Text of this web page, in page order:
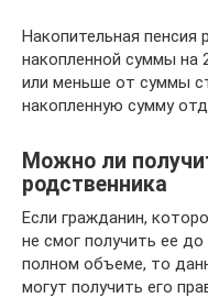
Накопительная пенсия
накопленной суммы на
или меньше от суммы
накопленную сумму
Можно ли
родственника
Если гражданин,
не смог получить ее
полном объеме, то
могут получить его